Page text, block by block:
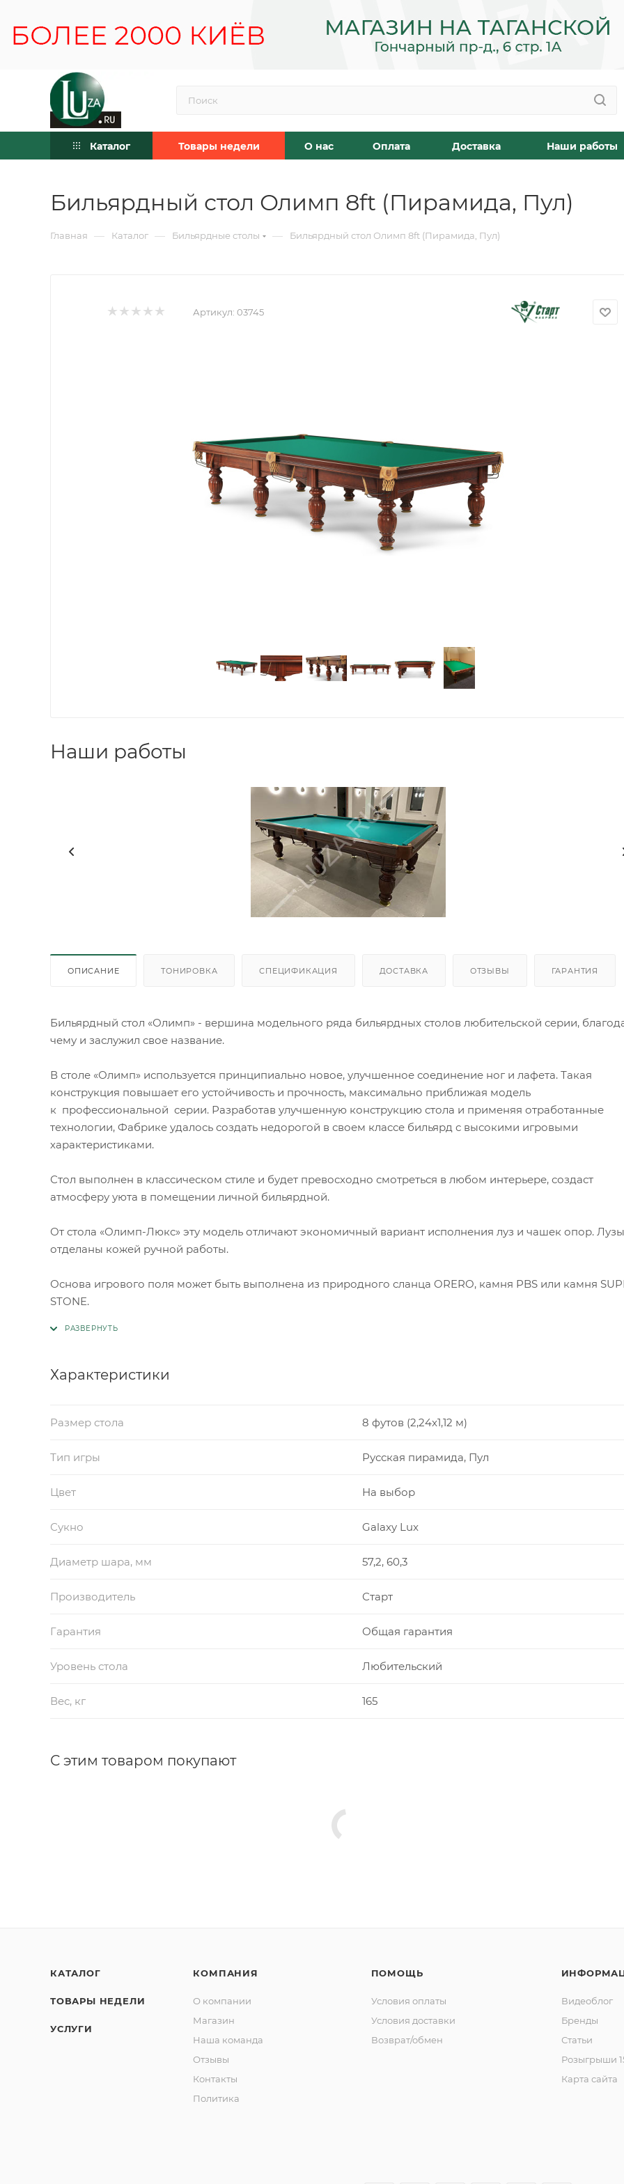
Каталог Товары недели О нас Оплата Доставка Наши работы
Бильярдный стол Олимп 8ft (Пирамида, Пул)
Главная — Каталог — Бильярдные столы — Бильярдный стол Олимп 8ft (Пирамида, Пул)
Артикул: 03745
Наши работы
ОПИСАНИЕ ТОНИРОВКА СПЕЦИФИКАЦИЯ ДОСТАВКА ОТЗЫВЫ ГАРАНТИЯ
Бильярдный стол «Олимп» - вершина модельного ряда бильярдных столов любительской серии,
чему и заслужил свое название.
В столе «Олимп» используется принципиально новое, улучшенное соединение ног и лафета. Такая
конструкция повышает его устойчивость и прочность, максимально приближая модель
к профессиональной серии. Разработав улучшенную конструкцию стола и применяя отработанные
технологии, Фабрике удалось создать недорогой в своем классе бильярд с высокими игровыми
характеристиками.
Стол выполнен в классическом стиле и будет превосходно смотреться в любом интерьере, создаст
атмосферу уюта в помещении личной бильярдной.
От стола «Олимп-Люкс» эту модель отличают экономичный вариант исполнения луз и чашек опор. Лузы
отделаны кожей ручной работы.
Основа игрового поля может быть выполнена из природного сланца ORERO, камня PBS или камня
STONE.
Характеристики
Размер стола 8 футов (2,24x1,12 м)
Тип игры Русская пирамида, Пул
Цвет На выбор
Сукно Galaxy Lux
Диаметр шара, мм 57,2, 60,3
Производитель Старт
Гарантия Общая гарантия
Уровень стола Любительский
Вес, кг 165
С этим товаром покупают
КАТАЛОГ
ТОВАРЫ НЕДЕЛИ
УСЛУГИ
КОМПАНИЯ
О компании
Магазин
Наша команда
Отзывы
Контакты
Политика
ПОМОЩЬ
Условия оплаты
Условия доставки
Возврат/обмен
Видеоблог
Бренды
Статьи
Розыгрыши
Карта сайта